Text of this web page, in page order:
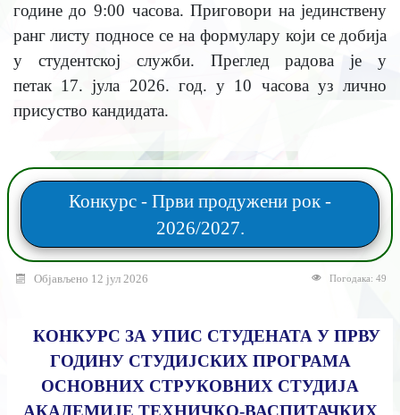
године до 9:00 часова. Приговори на јединствену
ранг листу подносе се на формулару који се добија
у студентској служби. Преглед радова је у
петак 17. јула 2026. год. у 10 часова уз лично
присуство кандидата.
Конкурс - Први продужени рок -
2026/2027.
Објављено 12 јул 2026 Погодака: 49
КОНКУРС ЗА УПИС СТУДЕНАТА У ПРВУ
ГОДИНУ СТУДИЈСКИХ ПРОГРАМА
ОСНОВНИХ СТРУКОВНИХ СТУДИЈА